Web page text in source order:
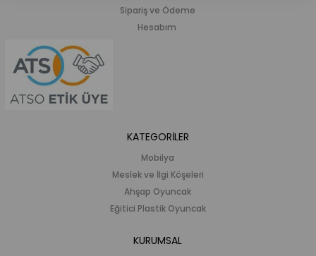
Sipariş ve Ödeme
Hesabım
KATEGORİLER
Mobilya
Meslek ve İlgi Köşeleri
Ahşap Oyuncak
Eğitici Plastik Oyuncak
KURUMSAL